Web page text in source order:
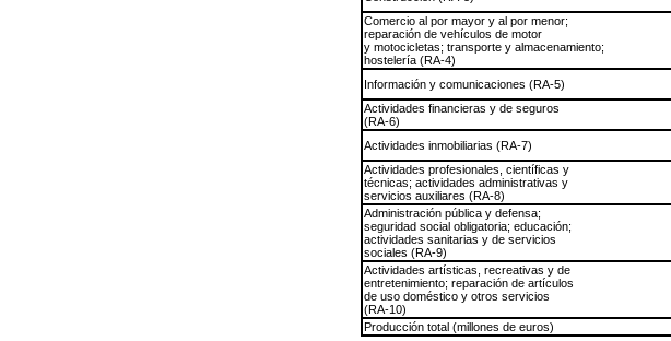
Comercio al por mayor y al por menor;
reparación de vehículos de motor
y motocicletas; transporte y almacenamiento;
hostelería (RA-4)
Información y comunicaciones (RA-5)
Actividades financieras y de seguros
(RA-6)
Actividades inmobiliarias (RA-7)
Actividades profesionales, científicas y
técnicas; actividades administrativas y
servicios auxiliares (RA-8)
Administración pública y defensa;
seguridad social obligatoria; educación;
actividades sanitarias y de servicios
sociales (RA-9)
Actividades artísticas, recreativas y de
entretenimiento; reparación de artículos
de uso doméstico y otros servicios
(RA-10)
Producción total (millones de euros)